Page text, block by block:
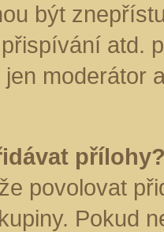
být
atd.
moderátor
povolovat
Pokud